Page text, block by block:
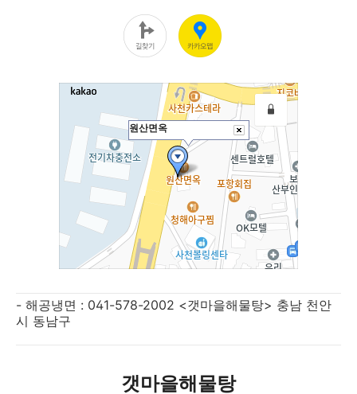
- 해공냉면 : 041-578-2002 <갯마을해물탕> 충남 천안
시 동남구